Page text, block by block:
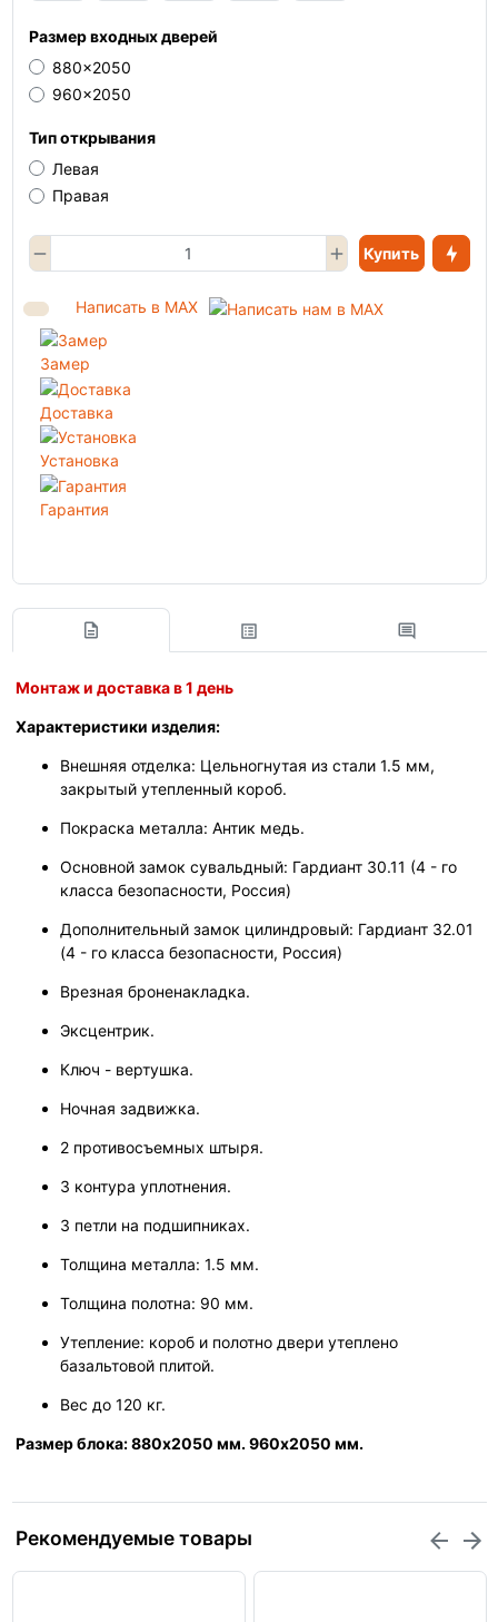
Размер входных дверей
880x2050
960x2050
Тип открывания
Левая
Правая
Купить
Написать в MAX
Замер
Доставка
Установка
Гарантия
Монтаж и доставка в 1 день
Характеристики изделия:
Внешняя отделка: Цельногнутая из стали 1.5 мм,
закрытый утепленный короб.
Покраска металла: Антик медь.
Основной замок сувальдный: Гардиант 30.11 (4 - го
класса безопасности, Россия)
Дополнительный замок цилиндровый: Гардиант 32.01
(4 - го класса безопасности, Россия)
Врезная броненакладка.
Эксцентрик.
Ключ - вертушка.
Ночная задвижка.
2 противосъемных штыря.
3 контура уплотнения.
3 петли на подшипниках.
Толщина металла: 1.5 мм.
Толщина полотна: 90 мм.
Утепление: короб и полотно двери утеплено
базальтовой плитой.
Вес до 120 кг.
Размер блока: 880х2050 мм. 960х2050 мм.
Рекомендуемые товары